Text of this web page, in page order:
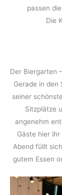
passen
Die
Der Biergarten
Gerade in den
seiner
Sitzplätze
angenehm
Gäste hier
Abend füllt
gutem Essen